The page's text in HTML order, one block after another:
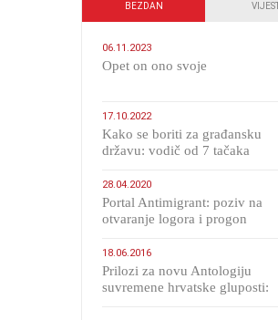
BEZDAN VIJESTI
06.11.2023
​Opet on ono svoje
17.10.2022
Kako se boriti za građansku
državu: vodič od 7 tačaka
28.04.2020
Portal Antimigrant: poziv na
otvaranje logora i progon
18.06.2016
Prilozi za novu Antologiju
suvremene hrvatske gluposti: